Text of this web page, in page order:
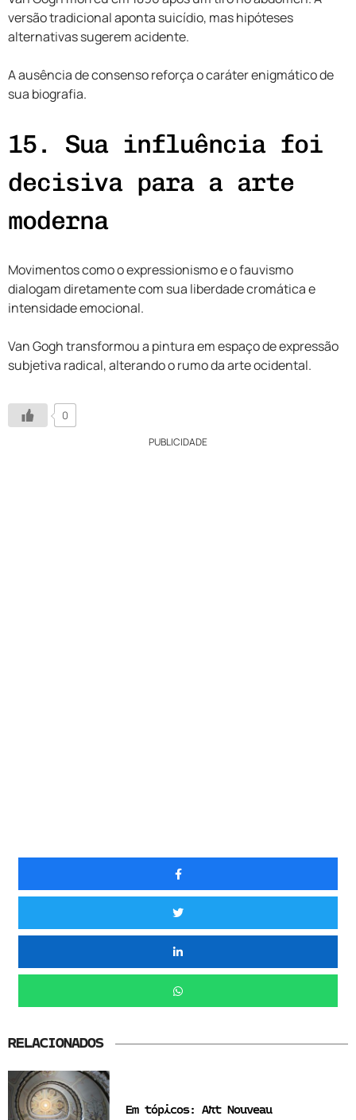
versão tradicional aponta suicídio, mas hipóteses
alternativas sugerem acidente.
A ausência de consenso reforça o caráter enigmático de
sua biografia.
15. Sua influência foi
decisiva para a arte
moderna
Movimentos como o expressionismo e o fauvismo
dialogam diretamente com sua liberdade cromática e
intensidade emocional.
Van Gogh transformou a pintura em espaço de expressão
subjetiva radical, alterando o rumo da arte ocidental.
0
PUBLICIDADE
RELACIONADOS
Em tópicos: Art Nouveau